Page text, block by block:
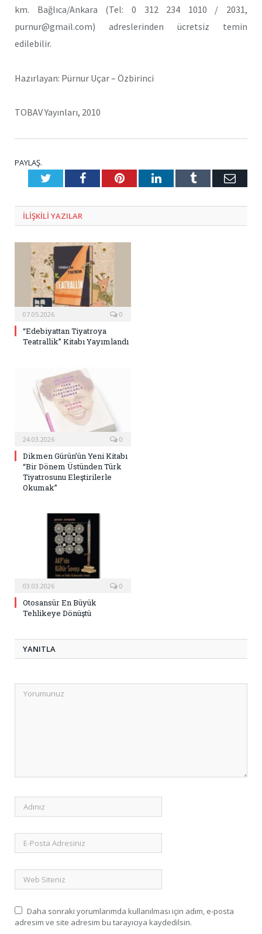
km. Bağlıca/Ankara (Tel: 0 312 234 1010 / 2031,
purnur@gmail.com) adreslerinden ücretsiz temin
edilebilir.
Hazırlayan: Pürnur Uçar – Özbirinci
TOBAV Yayınları, 2010
PAYLAŞ.
TwitterFacebookPinterestLinkedInTumblr E-
ILIŞKILI YAZILAR
07.05.2026 0
“Edebiyattan Tiyatroya
Teatrallik” Kitabı Yayımlandı
24.03.2026 0
Dikmen Gürün’ün Yeni Kitabı
“Bir Dönem Üstünden Türk
Tiyatrosunu Eleştirilerle
Okumak”
03.03.2026 0
Otosansür En Büyük
Tehlikeye Dönüştü
YANITLA
Daha sonraki yorumlarımda kullanılması için adım, e-posta
adresim ve site adresim bu tarayıcıya kaydedilsin.